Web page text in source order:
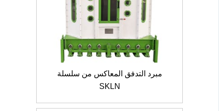
مبرد التدفق المعاكس من سلسلة
SKLN